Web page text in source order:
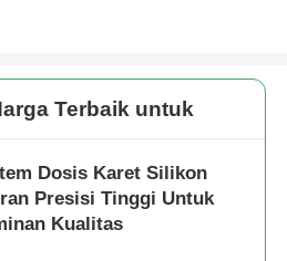
Terbaik untuk
Dosis Karet Silikon
Presisi Tinggi Untuk
Kualitas